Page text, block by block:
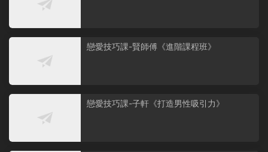
戀愛技巧課-賢師傅《進階課程班》
戀愛技巧課-子軒《打造男性吸引力》